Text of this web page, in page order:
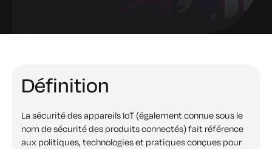
Définition
La sécurité des appareils IoT (également connue sous le
nom de sécurité des produits connectés) fait référence
aux politiques, technologies et pratiques conçues pour